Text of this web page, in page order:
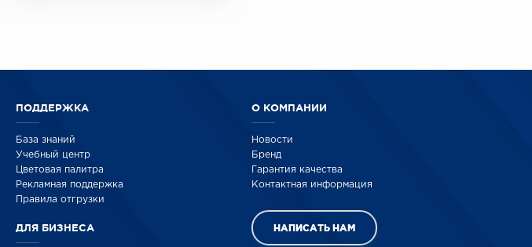
ПОДДЕРЖКА
База знаний
Учебный центр
Цветовая палитра
Рекламная поддержка
Правила отгрузки
ДЛЯ БИЗНЕСА
О КОМПАНИИ
Новости
Бренд
Гарантия качества
Контактная информация
НАПИСАТЬ НАМ